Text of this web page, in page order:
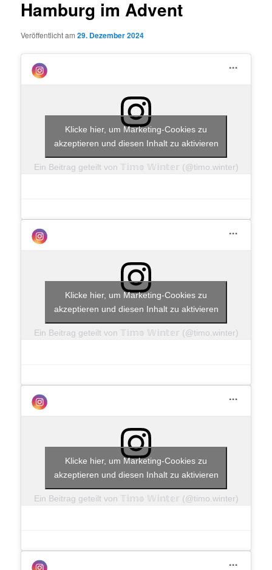
Hamburg im Advent
Veröffentlicht am29. Dezember 2024
Ein Beitrag geteilt von 𝕋𝕚𝕞𝕠 𝕎𝕚𝕟𝕥𝕖𝕣 (@timo.winter)
Klicke hier, um Marketing-Cookies zu
akzeptieren und diesen Inhalt zu aktivieren
Ein Beitrag geteilt von 𝕋𝕚𝕞𝕠 𝕎𝕚𝕟𝕥𝕖𝕣 (@timo.winter)
Klicke hier, um Marketing-Cookies zu
akzeptieren und diesen Inhalt zu aktivieren
Ein Beitrag geteilt von 𝕋𝕚𝕞𝕠 𝕎𝕚𝕟𝕥𝕖𝕣 (@timo.winter)
Klicke hier, um Marketing-Cookies zu
akzeptieren und diesen Inhalt zu aktivieren